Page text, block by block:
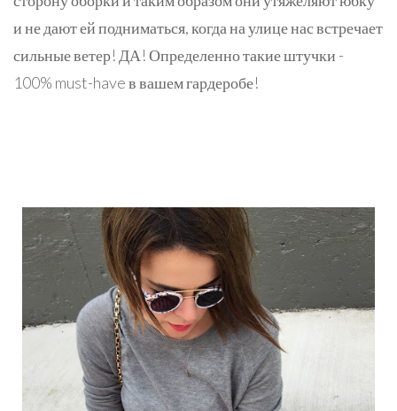
и не дают ей подниматься, когда на улице нас встречает
сильные ветер! ДА! Определенно такие штучки -
100% must-have в вашем гардеробе!